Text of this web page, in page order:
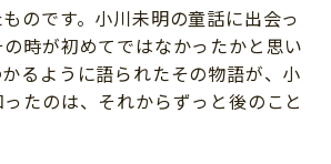
のです。小川未明の童話に出会っ
時が初めてではなかったかと思い
るように語られたその物語が、小
たのは、それからずっと後のこと